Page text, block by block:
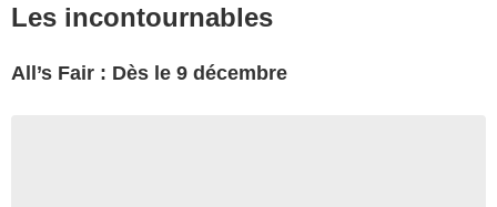
Les incontournables
All’s Fair : Dès le 9 décembre